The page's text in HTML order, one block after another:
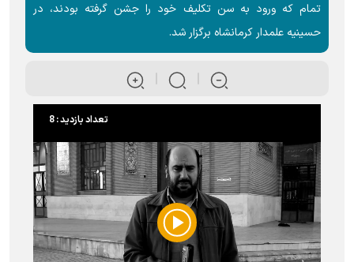
تمام که ورود به سن تکلیف خود را جشن گرفته بودند، در
حسینیه علمدار کرمانشاه برگزار شد.
Play
تعداد بازدید : 8